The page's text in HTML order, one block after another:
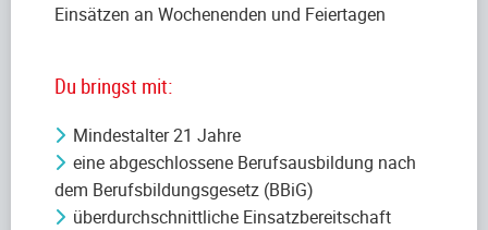
Einsätzen an Wochenenden und Feiertagen
Du bringst mit:
Mindestalter 21 Jahre
eine abgeschlossene Berufsausbildung nach
dem Berufsbildungsgesetz (BBiG)
überdurchschnittliche Einsatzbereitschaft